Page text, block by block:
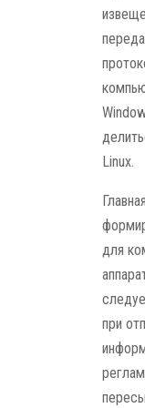
Linux.
для
при